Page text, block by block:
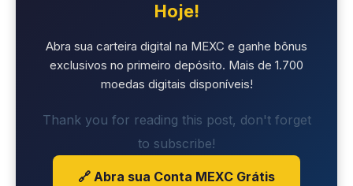
Hoje!
Abra sua carteira digital na MEXC e ganhe bônus
exclusivos no primeiro depósito. Mais de 1.700
moedas digitais disponíveis!
Thank you for reading this post, don't forget
to subscribe!
🔗 Abra sua Conta MEXC Grátis